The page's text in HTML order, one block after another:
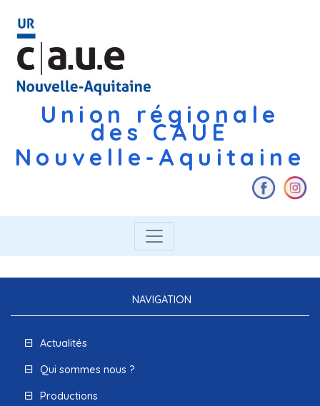
Union régionale
des CAUE
Nouvelle-Aquitaine
NAVIGATION
Actualités
Qui sommes nous ?
Productions